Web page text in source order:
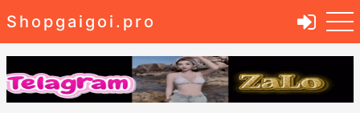
Shopgaigoi.pro